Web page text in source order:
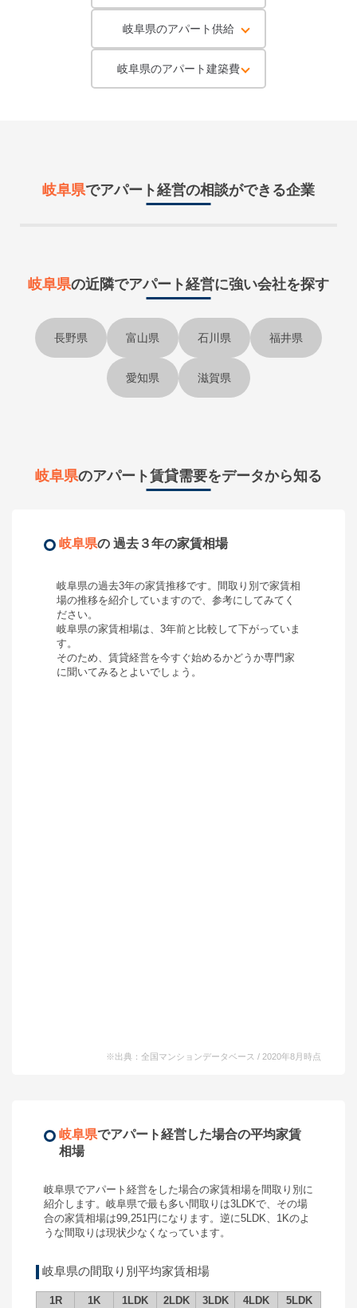
岐阜県のアパート供給
岐阜県のアパート建築費
岐阜県でアパート経営の相談ができる企業
岐阜県の近隣でアパート経営に強い会社を探す
長野県 富山県 石川県 福井県
愛知県 滋賀県
岐阜県のアパート賃貸需要をデータから知る
岐阜県の 過去３年の家賃相場
岐阜県の過去3年の家賃推移です。間取り別で家賃相
場の推移を紹介していますので、参考にしてみてく
ださい。
岐阜県の家賃相場は、 3年前と比較して下がっていま
す。
そのため、賃貸経営を今すぐ始めるかどうか専門家
に聞いてみるとよいでしょう。
※出典：全国マンションデータベース / 2020年8月時点
岐阜県でアパート経営した場合の平均家賃
相場
岐阜県でアパート経営をした場合の家賃相場を間取り別に
紹介します。 岐阜県で最も多い間取りは3LDKで、その場
合の家賃相場は99,251円になります。逆に5LDK、 1Kのよ
うな間取りは現状少なくなっています。
岐阜県の間取り別平均家賃相場
1R 1K 1LDK 2LDK 3LDK 4LDK 5LDK